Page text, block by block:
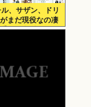
、サザン、ドリ
まだ現役なの凄
が30年後にやれ